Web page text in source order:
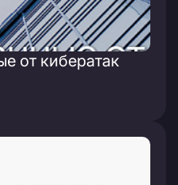
от кибератак